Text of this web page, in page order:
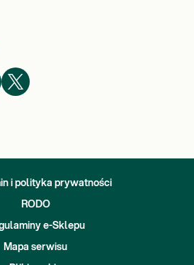
i polityka prywatności
RODO
e-Sklepu
Mapa serwisu